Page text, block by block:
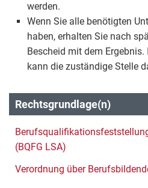
werden.
Wenn Sie alle benötigten
haben, erhalten Sie nach
Bescheid mit dem
kann die zuständige Stelle
Rechtsgrundlage(n)
(BQFG LSA)
Verordnung über